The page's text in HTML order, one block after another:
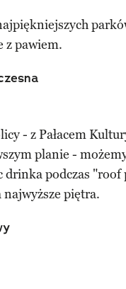
z pawiem.
- z Pałacem
planie -
drinka podczas
piętra.